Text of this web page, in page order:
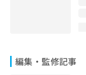
編集・監修記事